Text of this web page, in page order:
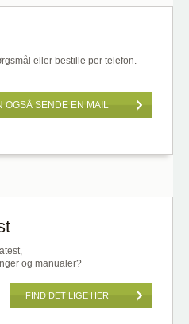
eller bestille per telefon.
OGSÅ SENDE EN MAIL
og manualer?
FIND DET LIGE HER